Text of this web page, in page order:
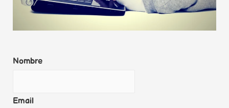
Nombre
Email